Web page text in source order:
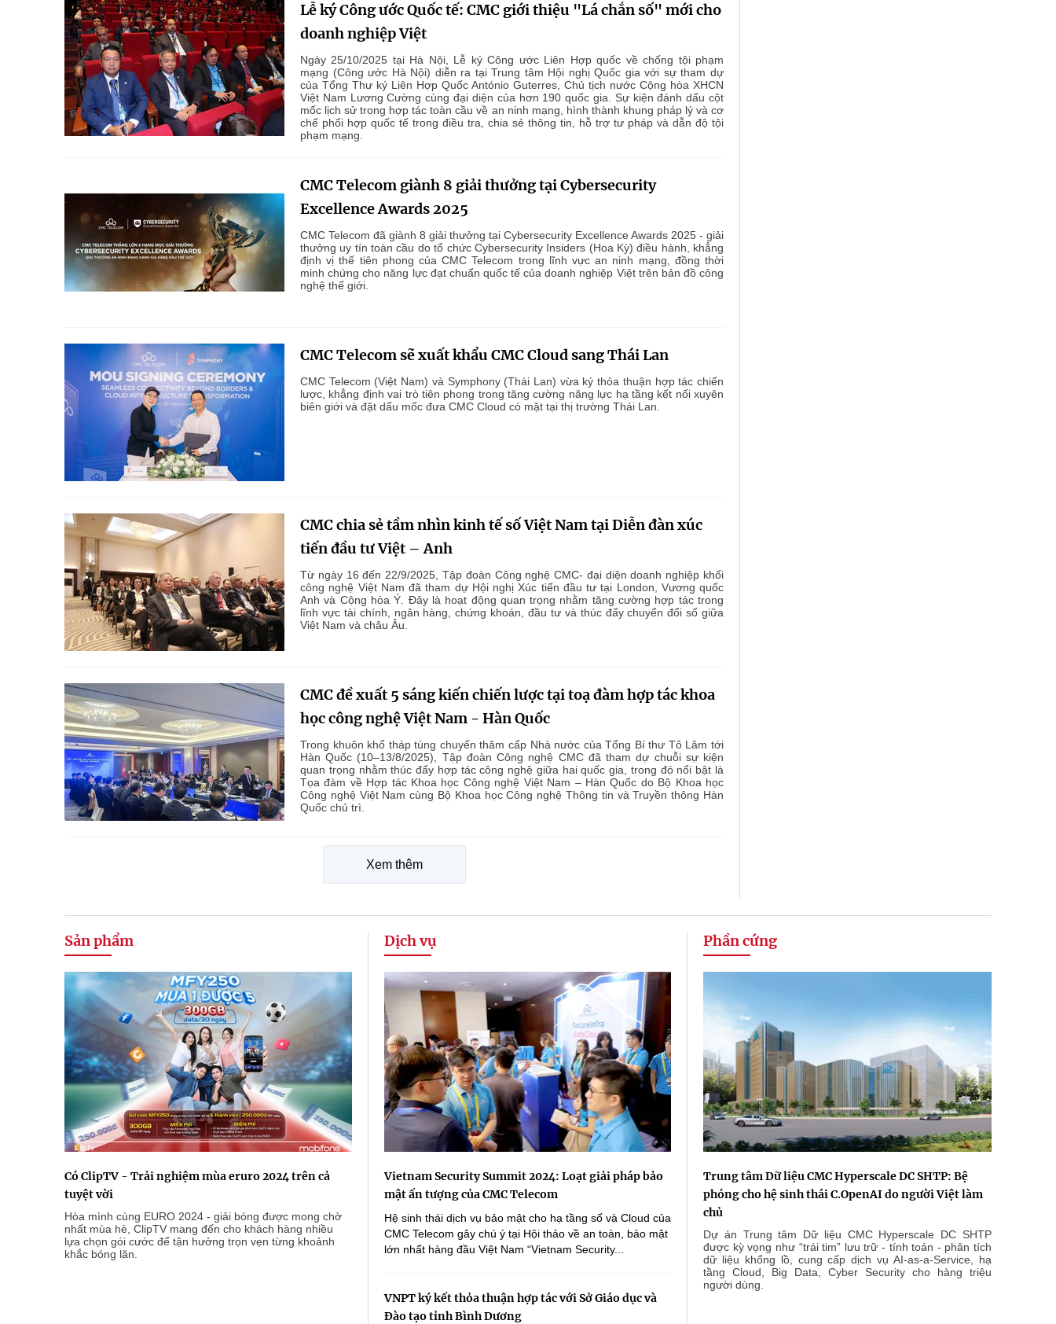
Lễ ký Công ước Quốc tế: CMC giới thiệu "Lá chắn số" mới cho
doanh nghiệp Việt
Ngày 25/10/2025 tại Hà Nội, Lễ ký Công ước Liên Hợp quốc về chống tội phạm
mạng (Công ước Hà Nội) diễn ra tại Trung tâm Hội nghị Quốc gia với sự tham dự
của Tổng Thư ký Liên Hợp Quốc António Guterres, Chủ tịch nước Cộng hòa XHCN
Việt Nam Lương Cường cùng đại diện của hơn 190 quốc gia. Sự kiện đánh dấu cột
mốc lịch sử trong hợp tác toàn cầu về an ninh mạng, hình thành khung pháp lý và cơ
chế phối hợp quốc tế trong điều tra, chia sẻ thông tin, hỗ trợ tư pháp và dẫn độ tội
phạm mạng.
CMC Telecom giành 8 giải thưởng tại Cybersecurity
Excellence Awards 2025
CMC Telecom đã giành 8 giải thưởng tại Cybersecurity Excellence Awards 2025 - giải
thưởng uy tín toàn cầu do tổ chức Cybersecurity Insiders (Hoa Kỳ) điều hành, khẳng
định vị thế tiên phong của CMC Telecom trong lĩnh vực an ninh mạng, đồng thời
minh chứng cho năng lực đạt chuẩn quốc tế của doanh nghiệp Việt trên bản đồ công
nghệ thế giới.
CMC Telecom sẽ xuất khẩu CMC Cloud sang Thái Lan
CMC Telecom (Việt Nam) và Symphony (Thái Lan) vừa ký thỏa thuận hợp tác chiến
lược, khẳng định vai trò tiên phong trong tăng cường năng lực hạ tầng kết nối xuyên
biên giới và đặt dấu mốc đưa CMC Cloud có mặt tại thị trường Thái Lan.
CMC chia sẻ tầm nhìn kinh tế số Việt Nam tại Diễn đàn xúc
tiến đầu tư Việt – Anh
Từ ngày 16 đến 22/9/2025, Tập đoàn Công nghệ CMC- đại diện doanh nghiệp khối
công nghệ Việt Nam đã tham dự Hội nghị Xúc tiến đầu tư tại London, Vương quốc
Anh và Cộng hòa Ý. Đây là hoạt động quan trọng nhằm tăng cường hợp tác trong
lĩnh vực tài chính, ngân hàng, chứng khoán, đầu tư và thúc đẩy chuyển đổi số giữa
Việt Nam và châu Âu.
CMC đề xuất 5 sáng kiến chiến lược tại toạ đàm hợp tác khoa
học công nghệ Việt Nam - Hàn Quốc
Trong khuôn khổ tháp tùng chuyến thăm cấp Nhà nước của Tổng Bí thư Tô Lâm tới
Hàn Quốc (10–13/8/2025), Tập đoàn Công nghệ CMC đã tham dự chuỗi sự kiện
quan trọng nhằm thúc đẩy hợp tác công nghệ giữa hai quốc gia, trong đó nổi bật là
Tọa đàm về Hợp tác Khoa học Công nghệ Việt Nam – Hàn Quốc do Bộ Khoa học
Công nghệ Việt Nam cùng Bộ Khoa học Công nghệ Thông tin và Truyền thông Hàn
Quốc chủ trì.
Xem thêm
Sản phẩm
Có ClipTV - Trải nghiệm mùa eruro 2024 trên cả
tuyệt vời
Hòa mình cùng EURO 2024 - giải bóng được mong chờ
nhất mùa hè, ClipTV mang đến cho khách hàng nhiều
lựa chọn gói cước để tận hưởng trọn vẹn từng khoảnh
khắc bóng lăn.
Dịch vụ
Vietnam Security Summit 2024: Loạt giải pháp bảo
mật ấn tượng của CMC Telecom
Hệ sinh thái dịch vụ bảo mật cho hạ tầng số và Cloud của
CMC Telecom gây chú ý tại Hội thảo về an toàn, bảo mật
lớn nhất hàng đầu Việt Nam “Vietnam Security...
VNPT ký kết thỏa thuận hợp tác với Sở Giáo dục và
Đào tạo tỉnh Bình Dương
Phần cứng
Trung tâm Dữ liệu CMC Hyperscale DC SHTP: Bệ
phóng cho hệ sinh thái C.OpenAI do người Việt làm
chủ
Dự án Trung tâm Dữ liệu CMC Hyperscale DC SHTP
được kỳ vọng như “trái tim” lưu trữ - tính toán - phân tích
dữ liệu khổng lồ, cung cấp dịch vụ AI-as-a-Service, hạ
tầng Cloud, Big Data, Cyber Security cho hàng triệu
người dùng.